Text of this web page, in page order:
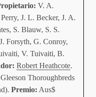
V. A.
J. L. Becker, J. A.
S. Blauw, S. S.
Forsyth, G. Conroy,
V. Tuivaiti, B.
Robert Heathcote.
Gleeson Thoroughbreds
Premio: Aus$